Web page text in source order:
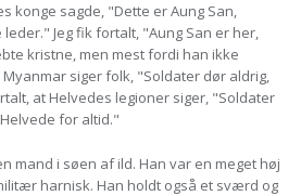
konge sagde, "Dette er Aung San,
Jeg fik fortalt, "Aung San er her,
kristne, men mest fordi han ikke
siger folk, "Soldater dør aldrig,
at Helvedes legioner siger, "Soldater
for altid."
mand i søen af ild. Han var en meget høj
harnisk. Han holdt også et sværd og